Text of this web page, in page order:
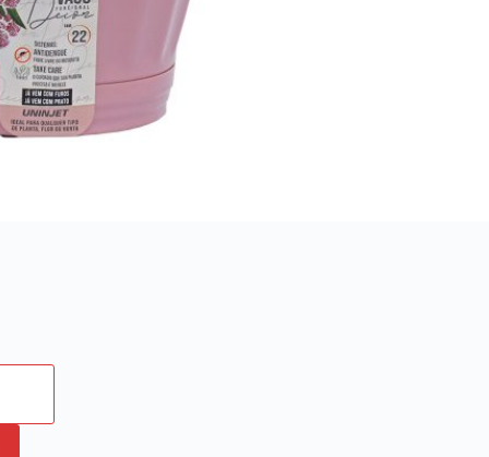
https://www.youtube.com/watch?v=ysrI_dBrYm0